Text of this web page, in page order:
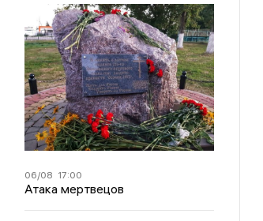
06/08 17:00
Атака мертвецов